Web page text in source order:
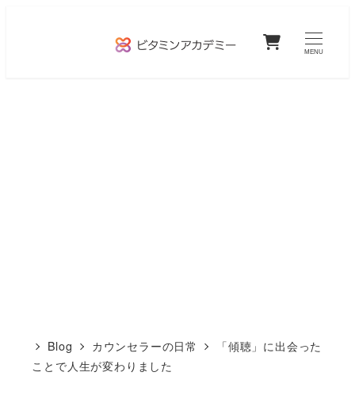
0
MENU
Blog カウンセラーの日常
「傾聴」に出会った
ことで人生が変わりました